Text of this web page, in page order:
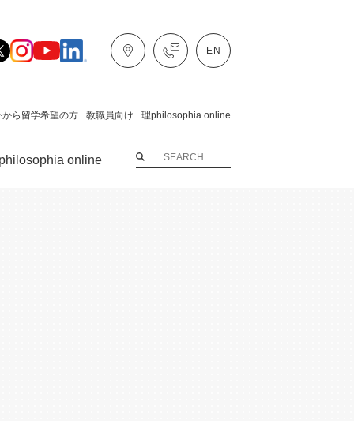
から留学希望の方 教職員向け 理philosophia online
online